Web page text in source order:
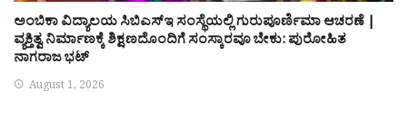
ಅಂಬಿಕಾ ವಿದ್ಯಾಲಯ ಸಿಬಿಎಸ್‌ಇ ಸಂಸ್ಥೆಯಲ್ಲಿ ಗುರುಪೂರ್ಣಿಮಾ ಆಚರಣೆ |
ವ್ಯಕ್ತಿತ್ವ ನಿರ್ಮಾಣಕ್ಕೆ ಶಿಕ್ಷಣದೊಂದಿಗೆ ಸಂಸ್ಕಾರವೂ ಬೇಕು: ಪುರೋಹಿತ
ನಾಗರಾಜ ಭಟ್
August 1, 2026